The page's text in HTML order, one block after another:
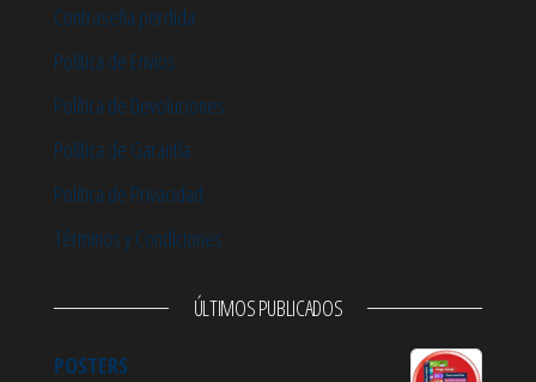
Contraseña perdida
Política de Envíos
Política de Devoluciones
Política de Garantía
Política de Privacidad
Términos y Condiciones
ÚLTIMOS PUBLICADOS
POSTERS